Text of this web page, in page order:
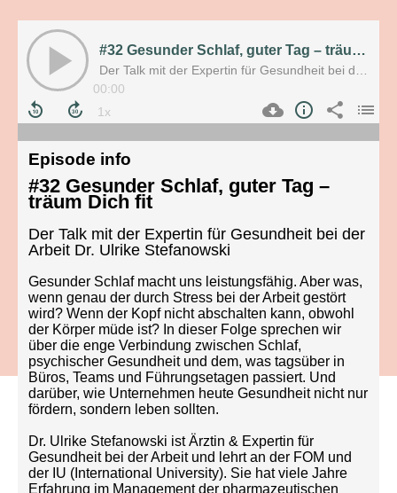
#32 Gesunder Schlaf, guter Tag – träum Dich fit
00:00
Episode info
#32 Gesunder Schlaf, guter Tag –
träum Dich fit
Der Talk mit der Expertin für Gesundheit bei der
Arbeit Dr. Ulrike Stefanowski
Gesunder Schlaf macht uns leistungsfähig. Aber was,
wenn genau der durch Stress bei der Arbeit gestört
wird? Wenn der Kopf nicht abschalten kann, obwohl
der Körper müde ist? In dieser Folge sprechen wir
über die enge Verbindung zwischen Schlaf,
psychischer Gesundheit und dem, was tagsüber in
Büros, Teams und Führungsetagen passiert. Und
darüber, wie Unternehmen heute Gesundheit nicht nur
fördern, sondern leben sollten.
Dr. Ulrike Stefanowski ist Ärztin & Expertin für
Gesundheit bei der Arbeit und lehrt an der FOM und
der IU (International University). Sie hat viele Jahre
Erfahrung im Management der pharmazeutischen